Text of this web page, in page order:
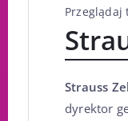
Przeglądaj
Strauss
dyrektor